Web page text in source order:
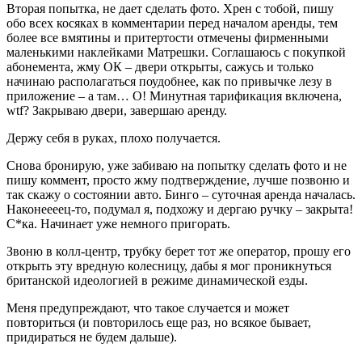
Вторая попытка, не дает сделать фото. Хрен с тобой, пишу
обо всех косяках в комментарии перед началом аренды, тем
более все вмятины и притертости отмечены фирменными
маленькими наклейками Матрешки. Соглашаюсь с покупкой
абонемента, жму ОК – двери открыты, сажусь и только
начинаю располагаться поудобнее, как по привычке лезу в
приложение – а там… О! Минутная тарификация включена,
wtf? Закрываю двери, завершаю аренду.
Держу себя в руках, плохо получается.
Снова бронирую, уже забиваю на попытку сделать фото и не
пишу коммент, просто жму подтверждение, лучше позвоню и
так скажу о состоянии авто. Бинго – суточная аренда началась.
Наконеееец-то, подумал я, подхожу и дергаю ручку – закрыта!
С*ка. Начинает уже немного пригорать.
Звоню в колл-центр, трубку берет тот же оператор, прошу его
открыть эту вредную колесницу, дабы я мог проникнуться
британской идеологией в режиме динамической езды.
Меня предупреждают, что такое случается и может
повториться (и повторилось еще раз, но всякое бывает,
придираться не будем дальше).